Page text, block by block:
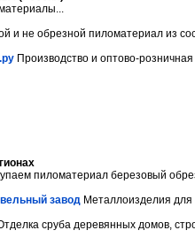
и не обрезной пиломатериал из
Производство и оптово-
пиломатериал березовый
завод Металлоизделия
сруба деревянных домов,